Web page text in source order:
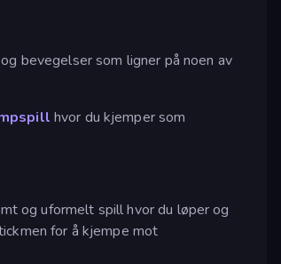
bevegelser som ligner på noen av
hvor du kjemper som
og uformelt spill hvor du løper og
for å kjempe mot